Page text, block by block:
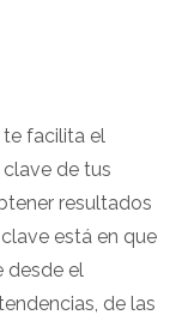
te facilita el
de tus
resultados
está en que
desde el
de las